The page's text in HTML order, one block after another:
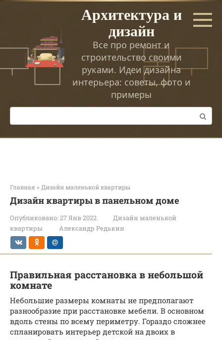
Перейти
Архитектура и
дизайн
Все про ремонт и
строительство своими
руками. Идеи дизайна
интерьера: советы, фото и
примеры
Поиск:
Главная » Дизайн маленькой квартиры
Дизайн квартиры в панельном доме
Опубликовано: 27 Янв 2022
Дизайн маленькой
квартиры
Александр Редькин
Правильная расстановка в небольшой
комнате
Небольшие размеры комнаты не предполагают
разнообразие при расстановке мебели. В основном
вдоль стены по всему периметру. Гораздо сложнее
спланировать интерьер детской на двоих в